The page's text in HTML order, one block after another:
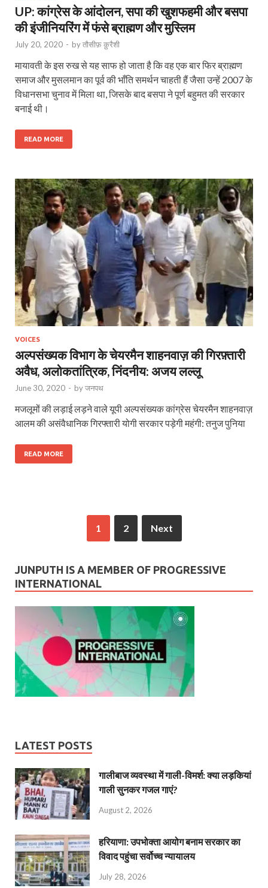
UP: कांग्रेस के आंदोलन, सपा की खुशफहमी और बसपा
की इंजीनियरिंग में फंसे ब्राह्मण और मुस्लिम
July 20, 2020 - byतौसीफ़ क़ुरैशी
मायावती के इस रुख से यह साफ हो जाता है कि वह एक बार फिर ब्राह्मण
समाज और मुसलमान का पूर्व की भाँति समर्थन चाहती हैं जैसा उन्हें 2007 के
विधानसभा चुनाव में मिला था, जिसके बाद बसपा ने पूर्ण बहुमत की सरकार
बनाई थी।
READ MORE
VOICES
अल्पसंख्यक विभाग के चेयरमैन शाहनवाज़ की गिरफ़्तारी
अवैध, अलोकतांत्रिक, निंदनीय: अजय लल्लू
June 30, 2020 - byजनपथ
मजलूमों की लड़ाई लड़ने वाले यूपी अल्पसंख्यक कांग्रेस चेयरमैन शाहनवाज़
आलम की असंवैधानिक गिरफ्तारी योगी सरकार पड़ेगी महंगी: तनुज पुनिया
READ MORE
1 2 Next
JUNPUTH IS A MEMBER OF PROGRESSIVE
INTERNATIONAL
LATEST POSTS
गालीबाज व्‍यवस्‍था में गाली-विमर्श: क्या लड़कियां
गाली सुनकर गजल गाएं?
August 2, 2026
हरियाणा: उपभोक्ता आयोग बनाम सरकार का
विवाद पहुंचा सर्वोच्च न्यायालय
July 28, 2026